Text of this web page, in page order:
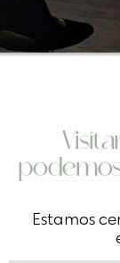
Estamos